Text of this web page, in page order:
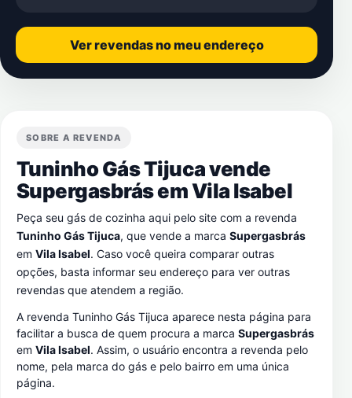
Ver revendas no meu endereço
SOBRE A REVENDA
Tuninho Gás Tijuca vende
Supergasbrás emVila Isabel
Peça seu gás de cozinha aqui pelo site com a revenda
Tuninho Gás Tijuca, que vende a marca Supergasbrás
em Vila Isabel. Caso você queira comparar outras
opções, basta informar seu endereço para ver outras
revendas que atendem a região.
A revenda Tuninho Gás Tijuca aparece nesta página para
facilitar a busca de quem procura a marca Supergasbrás
em Vila Isabel. Assim, o usuário encontra a revenda pelo
nome, pela marca do gás e pelo bairro em uma única
página.